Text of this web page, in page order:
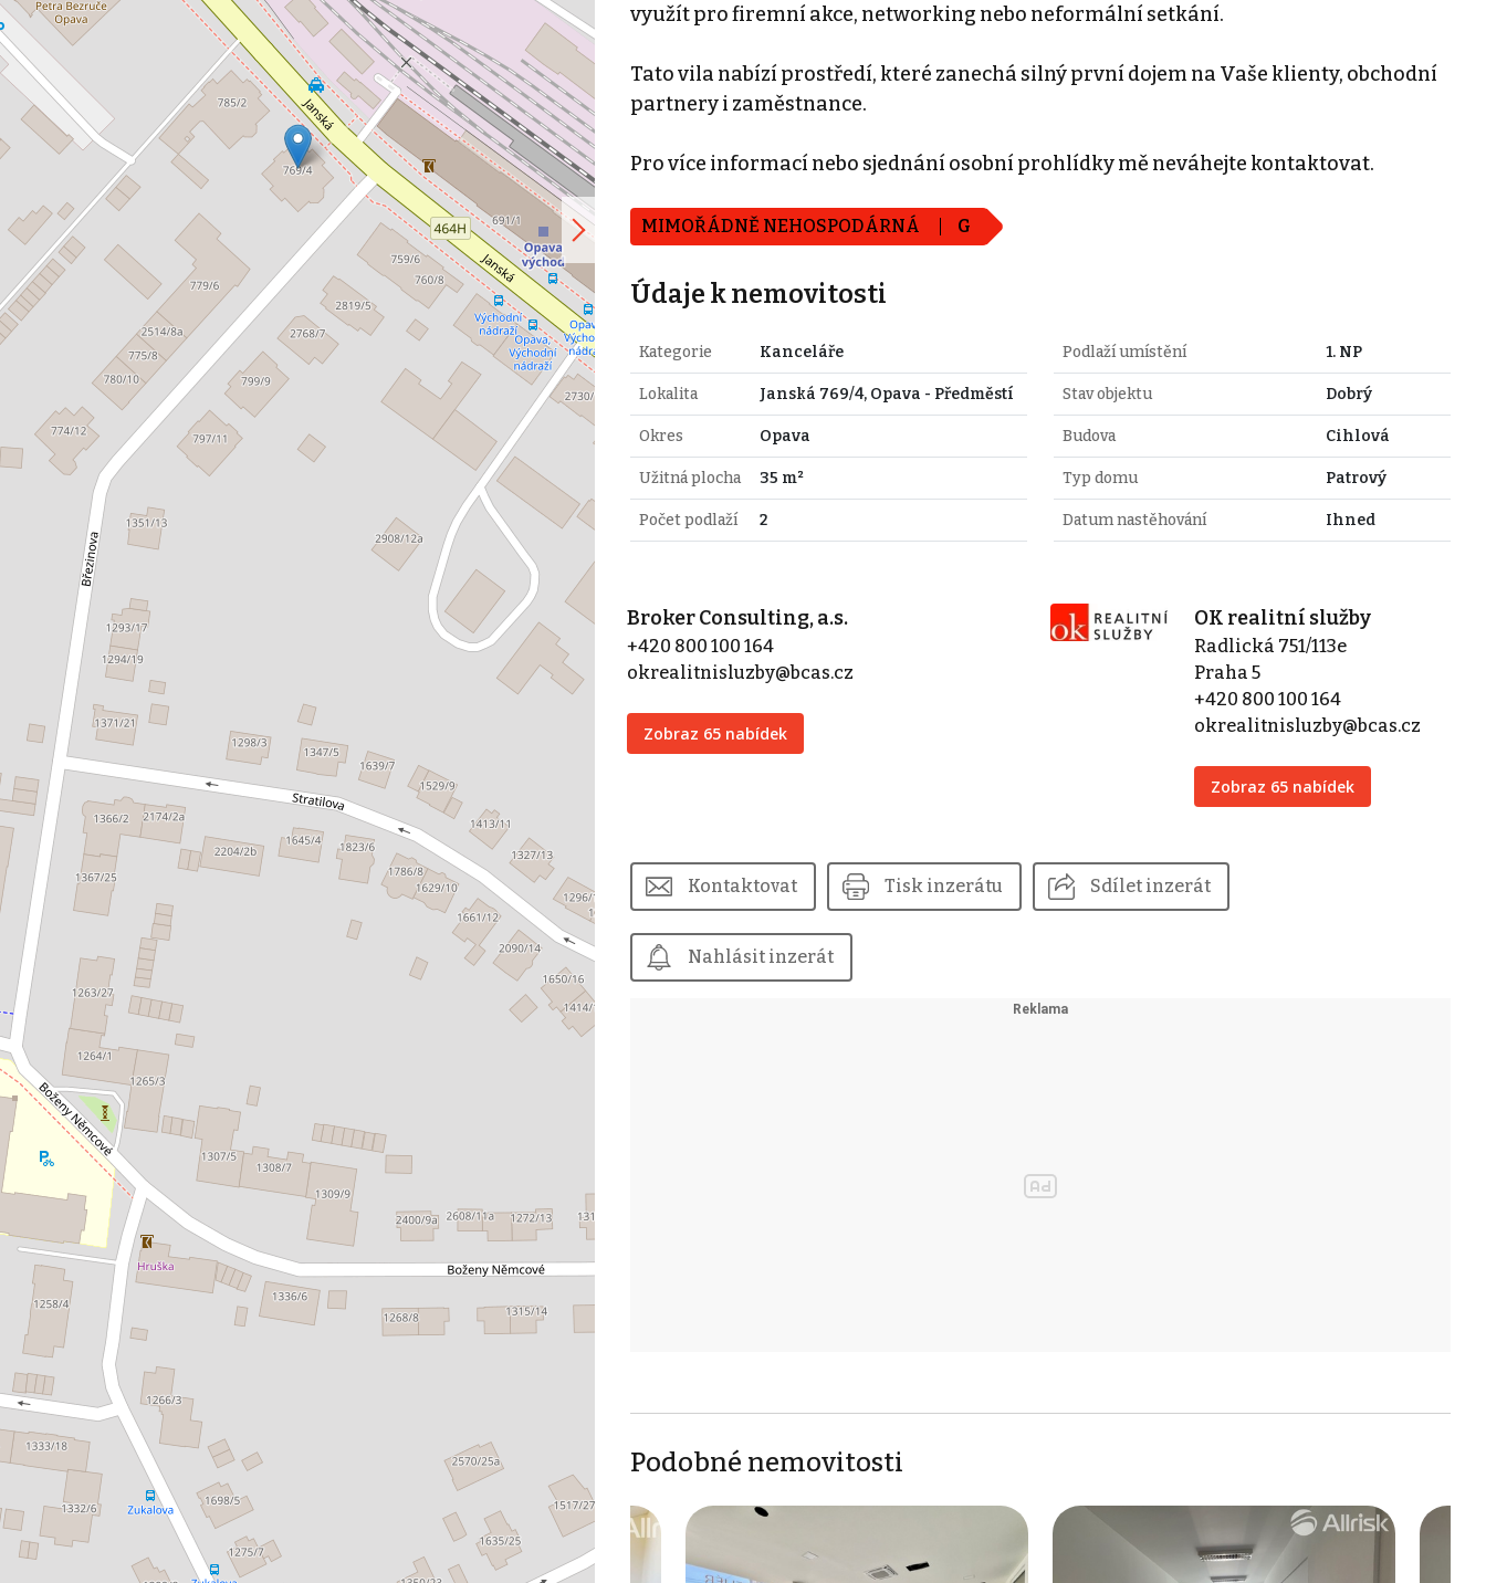
využít pro firemní akce, networking nebo neformální setkání.
Tato vila nabízí prostředí, které zanechá silný první dojem na Vaše klienty, obchodní
partnery i zaměstnance.
Pro více informací nebo sjednání osobní prohlídky mě neváhejte kontaktovat.
MIMOŘÁDNĚ NEHOSPODÁRNÁ G
Údaje k nemovitosti
Kategorie Kanceláře
Lokalita Janská 769/4, Opava - Předměstí
Okres Opava
Užitná plocha 35 m²
Počet podlaží 2
Podlaží umístění 1. NP
Stav objektu Dobrý
Budova Cihlová
Typ domu Patrový
Datum nastěhování Ihned
Broker Consulting, a.s.
+420 800 100 164
okrealitnisluzby@bcas.cz
Zobraz 65 nabídek
OK realitní služby
Radlická 751/113e
Praha 5
+420 800 100 164
okrealitnisluzby@bcas.cz
Zobraz 65 nabídek
Kontaktovat Tisk inzerátu Sdílet inzerát
Nahlásit inzerát
Podobné nemovitosti